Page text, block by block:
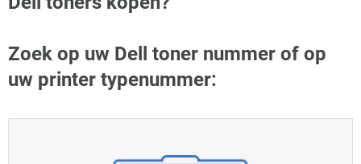
Zoek op uw Dell toner nummer of op
uw printer typenummer: